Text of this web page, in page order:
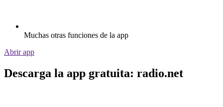
Muchas otras funciones de la app
Abrir app
Descarga la app gratuita: radio.net